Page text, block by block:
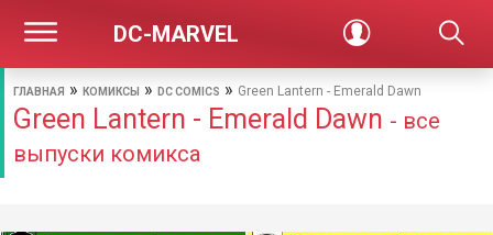
DC-MARVEL
ГЛАВНАЯ » КОМИКСЫ » DC COMICS » Green Lantern - Emerald Dawn
Green Lantern - Emerald Dawn - все
выпуски комикса